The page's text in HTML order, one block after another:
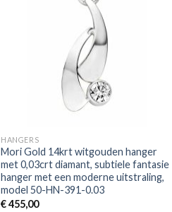
HANGERS
Mori Gold 14krt witgouden hanger
met 0,03crt diamant, subtiele fantasie
hanger met een moderne uitstraling,
model 50-HN-391-0.03
€455,00